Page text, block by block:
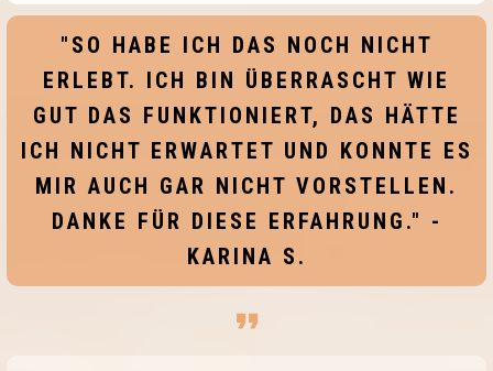
"SO HABE ICH DAS NOCH NICHT
ERLEBT. ICH BIN ÜBERRASCHT WIE
GUT DAS FUNKTIONIERT, DAS HÄTTE
ICH NICHT ERWARTET UND KONNTE ES
MIR AUCH GAR NICHT VORSTELLEN.
DANKE FÜR DIESE ERFAHRUNG." -
KARINA S.